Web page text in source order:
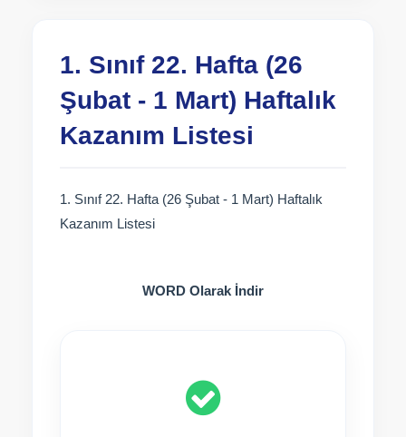
1. Sınıf 22. Hafta (26
Şubat - 1 Mart) Haftalık
Kazanım Listesi
1. Sınıf 22. Hafta (26 Şubat - 1 Mart) Haftalık
Kazanım Listesi
WORD Olarak İndir